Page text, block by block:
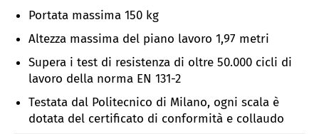
Portata massima 150 kg
Altezza massima del piano lavoro 1,97 metri
Supera i test di resistenza di oltre 50.000 cicli di
lavoro della norma EN 131-2
Testata dal Politecnico di Milano, ogni scala è
dotata del certificato di conformità e collaudo